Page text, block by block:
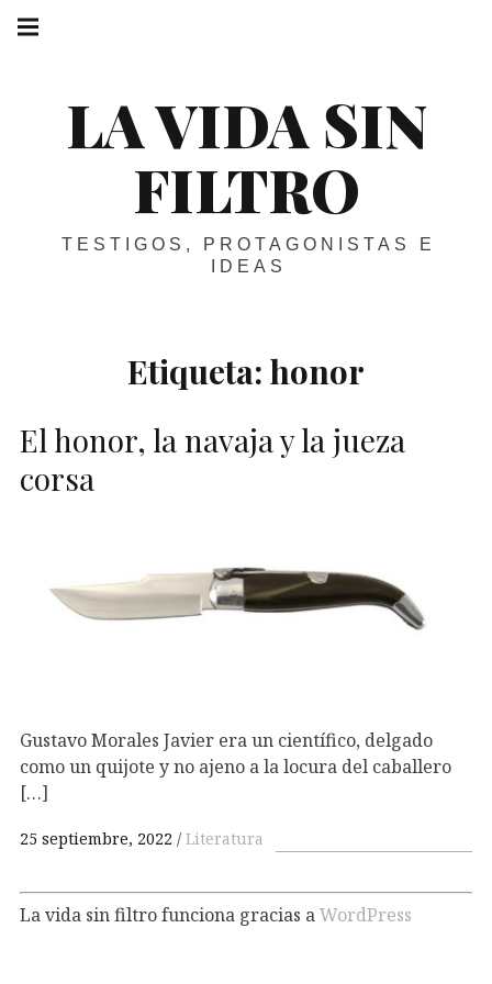
Skip
LA VIDA SIN
FILTRO
TESTIGOS, PROTAGONISTAS E
IDEAS
navigation
Etiqueta: honor
El honor, la navaja y la jueza
corsa
Gustavo Morales Javier era un científico, delgado
como un quijote y no ajeno a la locura del caballero
[…]
25 septiembre, 2022 Literatura
La vida sin filtro funciona gracias aWordPress